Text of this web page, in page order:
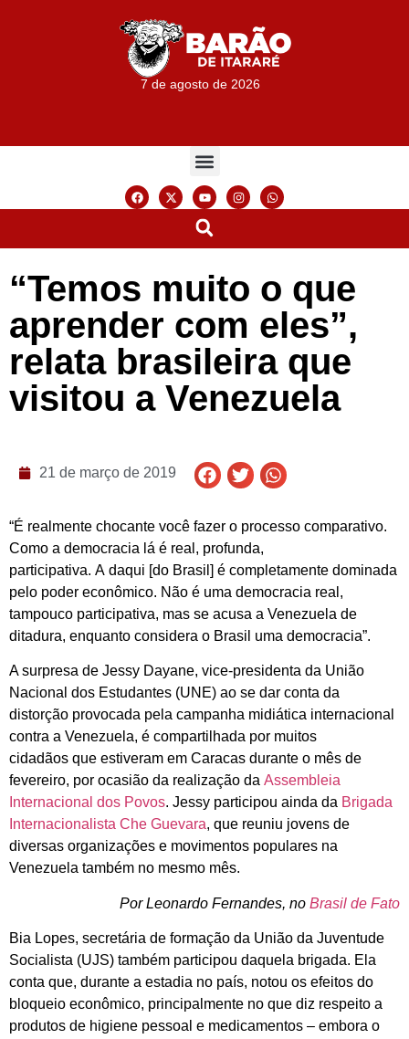
7 de agosto de 2026
“Temos muito o que
aprender com eles”,
relata brasileira que
visitou a Venezuela
21 de março de 2019
“É realmente chocante você fazer o processo comparativo.
Como a democracia lá é real, profunda,
participativa. A daqui [do Brasil] é completamente dominada
pelo poder econômico. Não é uma democracia real,
tampouco participativa, mas se acusa a Venezuela de
ditadura, enquanto considera o Brasil uma democracia”.
A surpresa de Jessy Dayane, vice-presidenta da União
Nacional dos Estudantes (UNE) ao se dar conta da
distorção provocada pela campanha midiática internacional
contra a Venezuela, é compartilhada por muitos
cidadãos que estiveram em Caracas durante o mês de
fevereiro, por ocasião da realização da Assembleia
Internacional dos Povos. Jessy participou ainda da Brigada
Internacionalista Che Guevara, que reuniu jovens de
diversas organizações e movimentos populares na
Venezuela também no mesmo mês.
Por Leonardo Fernandes, no Brasil de Fato
Bia Lopes, secretária de formação da União da Juventude
Socialista (UJS) também participou daquela brigada. Ela
conta que, durante a estadia no país, notou os efeitos do
bloqueio econômico, principalmente no que diz respeito a
produtos de higiene pessoal e medicamentos – embora o